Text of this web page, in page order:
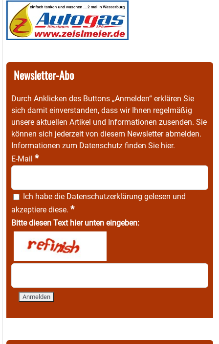
Newsletter-Abo
Durch Anklicken des Buttons „Anmelden“ erklären Sie
sich damit einverstanden, dass wir Ihnen regelmäßig
unsere aktuellen Artikel und Informationen zusenden. Sie
können sich jederzeit von diesem Newsletter abmelden.
Informationen zum Datenschutz finden Sie hier.
E-Mail *
Ich habe die Datenschutzerklärung gelesen und
akzeptiere diese. *
Bitte diesen Text hier unten eingeben: